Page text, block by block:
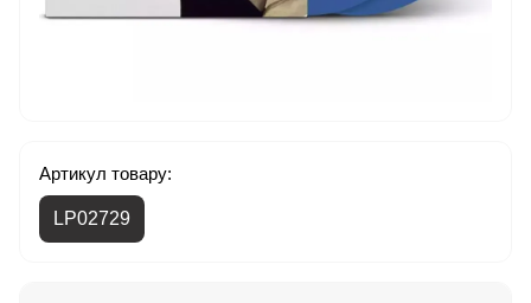
Артикул товару:
LP02729